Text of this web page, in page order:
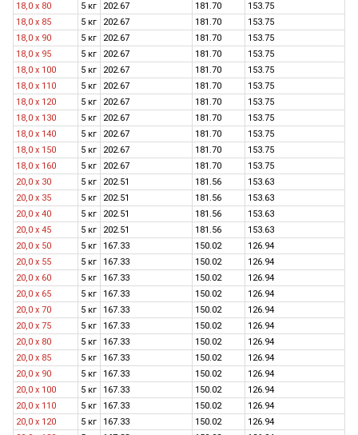
18,0 x 80
5 кг 202.67 181.70
153.75
18,0 х 85
5 кг 202.67 181.70
153.75
18,0 x 90
5 кг 202.67 181.70
153.75
18,0 х 95
5 кг 202.67 181.70
153.75
18,0 x 100
5 кг 202.67 181.70
153.75
18,0 x 110
5 кг 202.67 181.70
153.75
18,0 x 120
5 кг 202.67 181.70
153.75
18,0 х 130
5 кг 202.67 181.70
153.75
18,0 х 140
5 кг 202.67 181.70
153.75
18,0 х 150
5 кг 202.67 181.70
153.75
18,0 х 160
5 кг 202.67 181.70
153.75
20,0 х 30
5 кг 202.51 181.56
153.63
20,0 х 35
5 кг 202.51 181.56
153.63
20,0 x 40
5 кг 202.51 181.56
153.63
20,0 x 45
5 кг 202.51 181.56
153.63
20,0 x 50
5 кг 167.33 150.02
126.94
20,0 x 55
5 кг 167.33 150.02
126.94
20,0 x 60
5 кг 167.33 150.02
126.94
20,0 x 65
5 кг 167.33 150.02
126.94
20,0 x 70
5 кг 167.33 150.02
126.94
20,0 х 75
5 кг 167.33 150.02
126.94
20,0 x 80
5 кг 167.33 150.02
126.94
20,0 x 85
5 кг 167.33 150.02
126.94
20,0 x 90
5 кг 167.33 150.02
126.94
20,0 x 100
5 кг 167.33 150.02
126.94
20,0 x 110
5 кг 167.33 150.02
126.94
20,0 x 120
5 кг 167.33 150.02
126.94